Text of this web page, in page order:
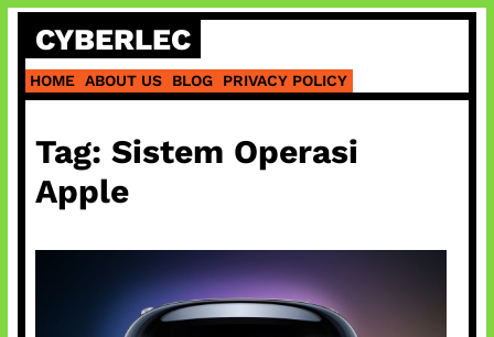
Skip
content
CYBERLEC
HOME ABOUT US BLOG PRIVACY POLICY
Tag: Sistem Operasi
Apple